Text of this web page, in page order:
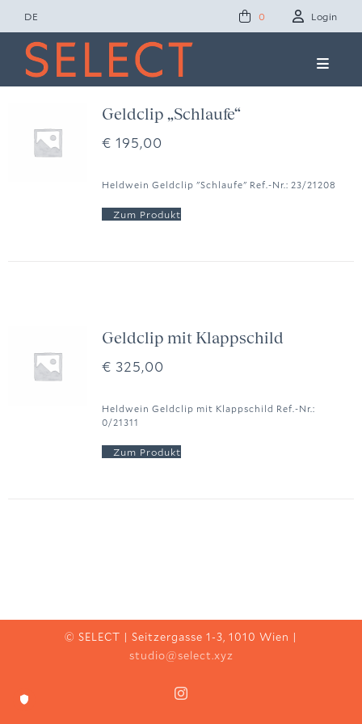
Zum
Inhalt
springen
DE 0 Login
Toggle
Concept Studio
Friends of Select
Ole Lynggaard
Kontakt
Geldclip „Schlaufe“
€ 195,00
Heldwein Geldclip "Schlaufe" Ref.-Nr.: 23/21208
Geldclip mit Klappschild
€ 325,00
Heldwein Geldclip mit Klappschild Ref.-Nr.:
0/21311
© SELECT | Seitzergasse 1-3, 1010 Wien |
studio@select.xyz
Instagram